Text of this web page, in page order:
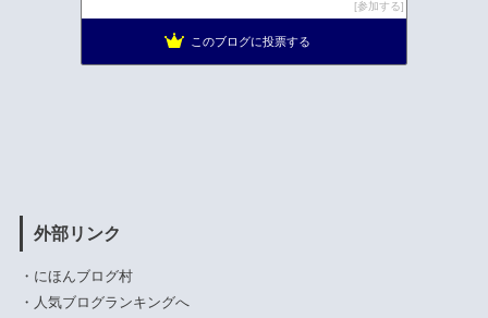
dtd001 =メガネ4/7=
参加する
このブログに投票する
外部リンク
・ にほんブログ村
・ 人気ブログランキングへ